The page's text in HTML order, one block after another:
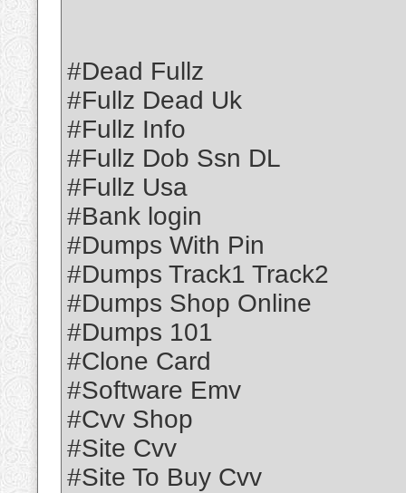
#Dead Fullz
#Fullz Dead Uk
#Fullz Info
#Fullz Dob Ssn DL
#Fullz Usa
#Bank login
#Dumps With Pin
#Dumps Track1 Track2
#Dumps Shop Online
#Dumps 101
#Clone Card
#Software Emv
#Cvv Shop
#Site Cvv
#Site To Buy Cvv